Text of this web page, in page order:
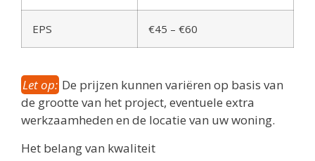
EPS €45 – €60
Let op: De prijzen kunnen variëren op basis van
de grootte van het project, eventuele extra
werkzaamheden en de locatie van uw woning.
Het belang van kwaliteit